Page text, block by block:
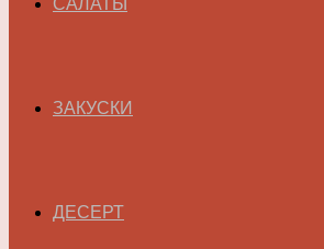
САЛАТЫ
ЗАКУСКИ
ДЕСЕРТ